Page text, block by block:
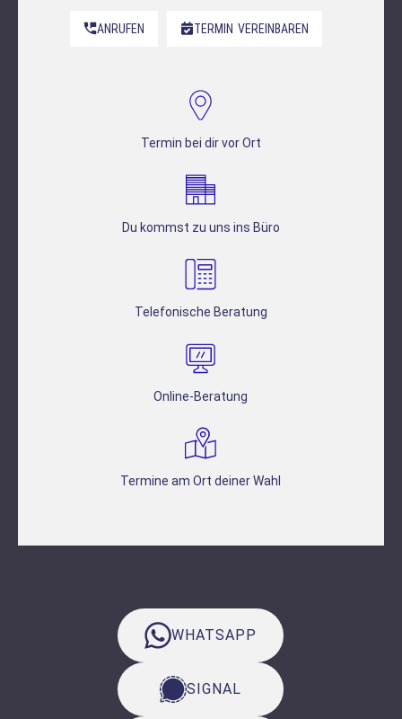
ANRUFEN TERMIN VEREINBAREN
Termin bei dir vor Ort
Du kommst zu uns ins Büro
Telefonische Beratung
Online-Beratung
Termine am Ort deiner Wahl
WHATSAPP
SIGNAL